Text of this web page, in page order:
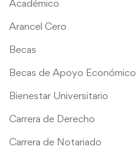
Académico
Arancel Cero
Becas
Becas de Apoyo Económico
Bienestar Universitario
Carrera de Derecho
Carrera de Notariado